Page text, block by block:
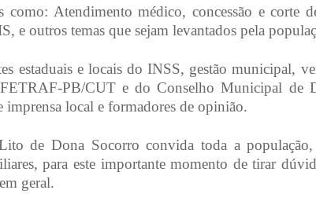
como: Atendimento médico, concessão e corte
e outros temas que sejam levantados pela
estaduais e locais do INSS, gestão municipal,
PB/CUT e do Conselho Municipal de
local e formadores de opinião.
de Dona Socorro convida toda a população,
para este importante momento de tirar
geral.